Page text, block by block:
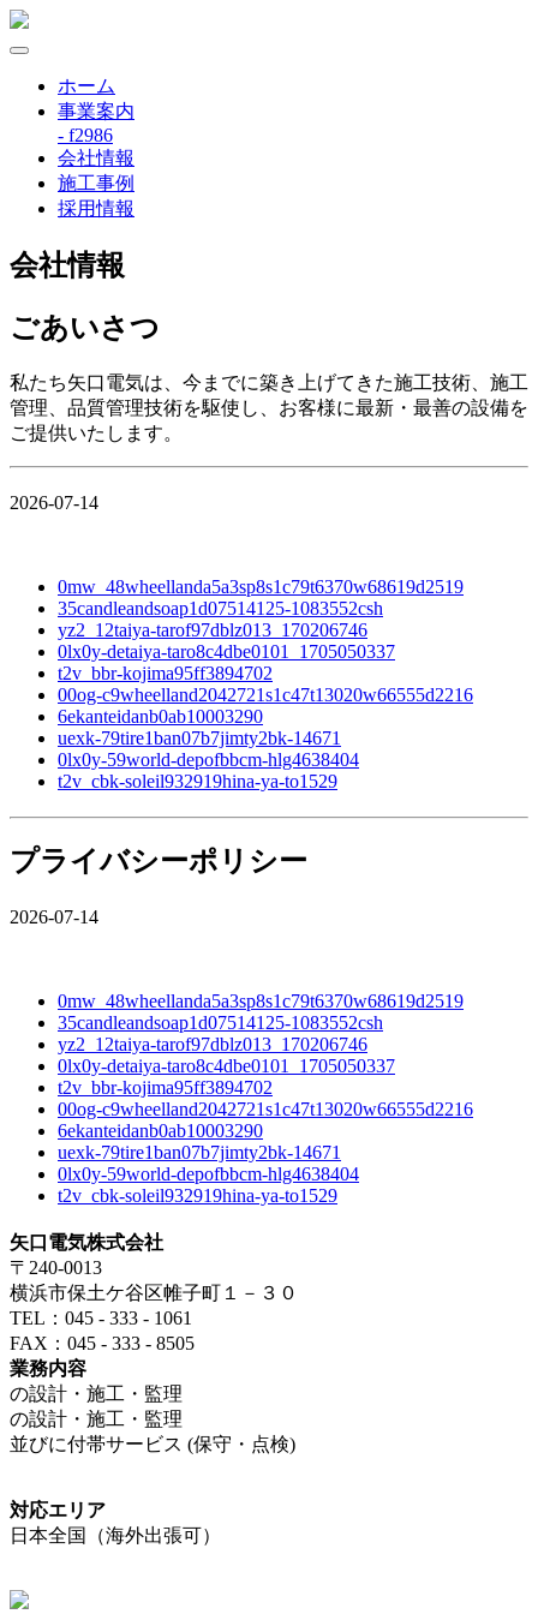
ホーム
事業案内
- f2986
会社情報
施工事例
採用情報
会社情報
ごあいさつ
私たち矢口電気は、今までに築き上げてきた施工技術、施工
管理、品質管理技術を駆使し、お客様に最新・最善の設備を
ご提供いたします。
2026-07-14
0mw_48wheellanda5a3sp8s1c79t6370w68619d2519
35candleandsoap1d07514125-1083552csh
yz2_12taiya-tarof97dblz013_170206746
0lx0y-detaiya-taro8c4dbe0101_1705050337
t2v_bbr-kojima95ff3894702
00og-c9wheelland2042721s1c47t13020w66555d2216
6ekanteidanb0ab10003290
uexk-79tire1ban07b7jimty2bk-14671
0lx0y-59world-depofbbcm-hlg4638404
t2v_cbk-soleil932919hina-ya-to1529
プライバシーポリシー
2026-07-14
0mw_48wheellanda5a3sp8s1c79t6370w68619d2519
35candleandsoap1d07514125-1083552csh
yz2_12taiya-tarof97dblz013_170206746
0lx0y-detaiya-taro8c4dbe0101_1705050337
t2v_bbr-kojima95ff3894702
00og-c9wheelland2042721s1c47t13020w66555d2216
6ekanteidanb0ab10003290
uexk-79tire1ban07b7jimty2bk-14671
0lx0y-59world-depofbbcm-hlg4638404
t2v_cbk-soleil932919hina-ya-to1529
矢口電気株式会社
〒240-0013
横浜市保土ケ谷区帷子町１－３０
TEL：045 - 333 - 1061
FAX：045 - 333 - 8505
業務内容
の設計・施工・監理
の設計・施工・監理
並びに付帯サービス (保守・点検)
対応エリア
日本全国（海外出張可）